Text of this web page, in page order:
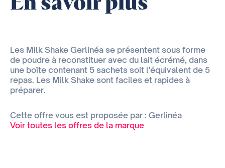
Les Milk Shake Gerlinéa se présentent sous forme
de poudre à reconstituer avec du lait écrémé, dans
une boîte contenant 5 sachets soit l'équivalent de 5
repas. Les Milk Shake sont faciles et rapides à
préparer.
Cette offre vous est proposée par : Gerlinéa
Voir toutes les offres de la marque